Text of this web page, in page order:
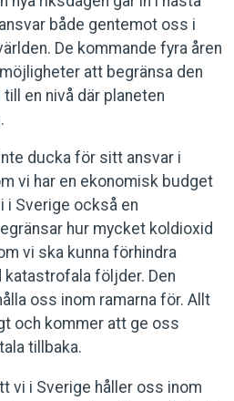
både gentemot oss i
De kommande fyra åren
att begränsa den
en nivå där planeten
ducka för sitt ansvar i
vi har en ekonomisk budget
i Sverige också en
hur mycket koldioxid
vi ska kunna förhindra
följder. Den
oss inom ramarna för. Allt
och kommer att ge oss
tillbaka.
vi i Sverige håller oss inom